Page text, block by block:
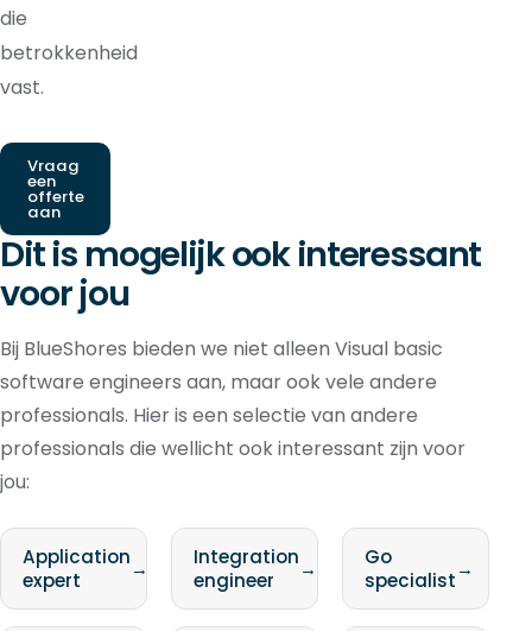
die
betrokkenheid
vast.
Vraag
een
offerte
aan
Dit is mogelijk ook interessant
voor jou
Bij BlueShores bieden we niet alleen Visual basic
software engineers aan, maar ook vele andere
professionals. Hier is een selectie van andere
professionals die wellicht ook interessant zijn voor
jou:
Application
expert
→
Integration
engineer
→
Go
specialist→